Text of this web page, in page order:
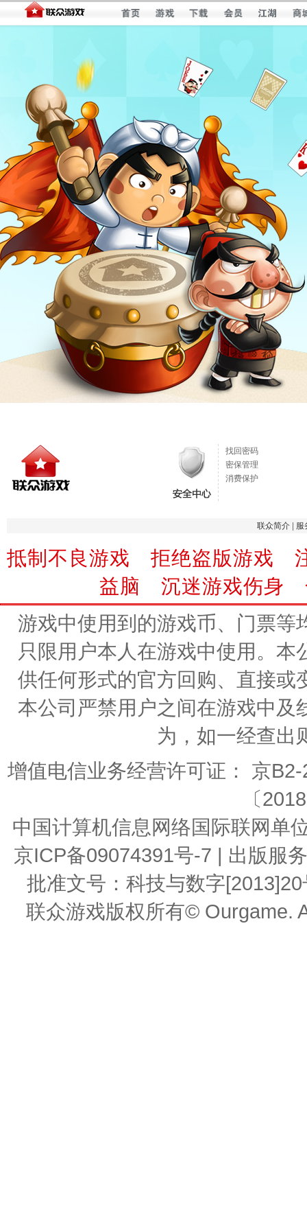
找回密码
密保管理
消费保护
联众简介| 服
抵制不良游戏 拒绝盗版游戏
益脑 沉迷游戏伤身
游戏中使用到的游戏币、门票等
只限用户本人在游戏中使用。
供任何形式的官方回购、直接或
本公司严禁用户之间在游戏中及
为，如一经查出
增值电信业务经营许可证： 京
〔
中国计算机信息网络国际联网单
京ICP备09074391号-7 | 出版服
批准文号：科技与数字
联众游戏版权所有© Ourgame.